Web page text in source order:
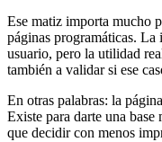
Ese matiz importa mucho
páginas programáticas. La
usuario, pero la utilidad
también a validar si ese
En otras palabras: la
Existe para darte una base
que decidir con menos